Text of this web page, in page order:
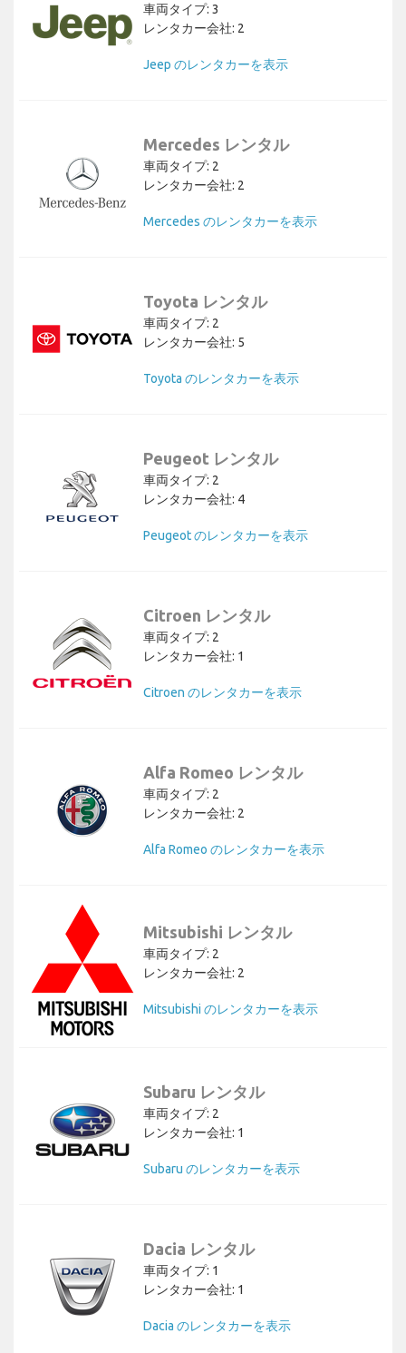
車両タイプ: 3
レンタカー会社: 2
Jeep のレンタカーを表示
Mercedes レンタル
車両タイプ: 2
レンタカー会社: 2
Mercedes のレンタカーを表示
Toyota レンタル
車両タイプ: 2
レンタカー会社: 5
Toyota のレンタカーを表示
Peugeot レンタル
車両タイプ: 2
レンタカー会社: 4
Peugeot のレンタカーを表示
Citroen レンタル
車両タイプ: 2
レンタカー会社: 1
Citroen のレンタカーを表示
Alfa Romeo レンタル
車両タイプ: 2
レンタカー会社: 2
Alfa Romeo のレンタカーを表示
Mitsubishi レンタル
車両タイプ: 2
レンタカー会社: 2
Mitsubishi のレンタカーを表示
Subaru レンタル
車両タイプ: 2
レンタカー会社: 1
Subaru のレンタカーを表示
Dacia レンタル
車両タイプ: 1
レンタカー会社: 1
Dacia のレンタカーを表示